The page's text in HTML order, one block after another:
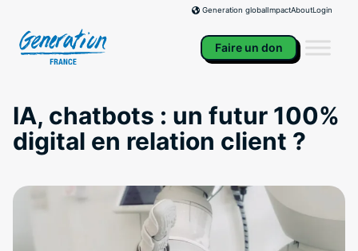
content
Generation globalImpactAboutLogin
Faire un don
IA, chatbots : un futur 100%
digital en relation client ?